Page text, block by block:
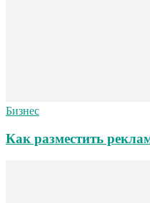
Бизнес
Как разместить